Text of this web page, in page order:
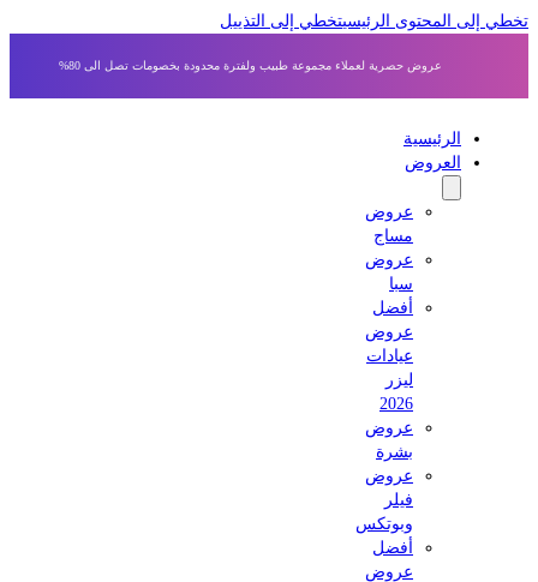
إلى المحتوى الرئيسي تخطي إلى التذييل
عروض حصرية لعملاء مجموعة طبيب ولفترة محدودة بخصومات تصل الى 80%
الرئيسية
العروض
عروض
مساج
عروض
أفضل
عروض
عيادات
عروض
بشرة
عروض
وبوتكس
أفضل
عروض